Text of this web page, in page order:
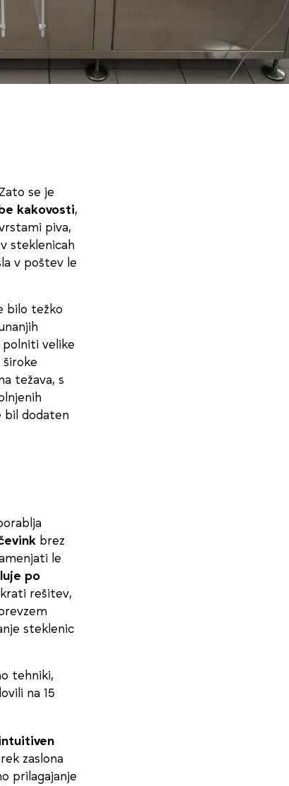
se je
kakovosti,
piva,
steklenicah
v poštev le
bilo težko
polniti velike
široke
težava, s
bil dodaten
brez
le
po
rešitev,
steklenic
tehniki,
na 15
zaslona
prilagajanje